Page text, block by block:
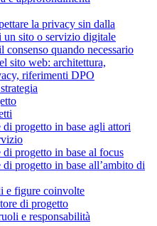
la privacy sin dalla
un sito o servizio digitale
consenso quando necessario
sito web: architettura,
riferimenti DPO
progetto in base agli attori
progetto in base al focus
progetto in base all’ambito di
e figure coinvolte
di progetto
e responsabilità